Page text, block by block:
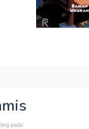
pada